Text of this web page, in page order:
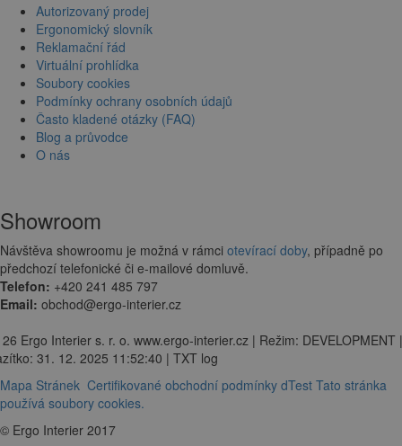
Autorizovaný prodej
Ergonomický slovník
Reklamační řád
Virtuální prohlídka
Soubory cookies
Podmínky ochrany osobních údajů
Často kladené otázky (FAQ)
Blog a průvodce
O nás
Showroom
Návštěva showroomu je možná v rámci otevírací doby, případně po
předchozí telefonické či e-mailové domluvě.
Telefon: +420 241 485 797
Email: obchod@ergo-interier.cz
Ergo Interier s. r. o. www.ergo-interier.cz | Režim: DEVELOPMENT |
31. 12. 2025 11:52:40 | TXT log
Mapa Stránek Certifikované obchodní podmínky dTest Tato stránka
používá soubory cookies.
© Ergo Interier 2017